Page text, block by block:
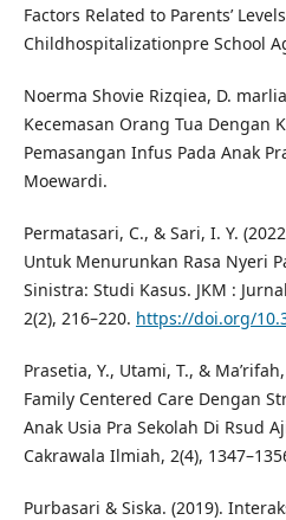
Factors Related to Parents’
Childhospitalizationpre School
Noerma Shovie Rizqiea, D.
Kecemasan Orang Tua Dengan
Pemasangan Infus Pada Anak
Moewardi.
Permatasari, C., & Sari, I. Y.
Untuk Menurunkan Rasa Nyeri
Sinistra: Studi Kasus. JKM :
2(2), 216–220. https://doi.org/
Prasetia, Y., Utami, T., &
Family Centered Care Dengan
Anak Usia Pra Sekolah Di Rsud
Cakrawala Ilmiah, 2(4),
Purbasari & Siska. (2019).